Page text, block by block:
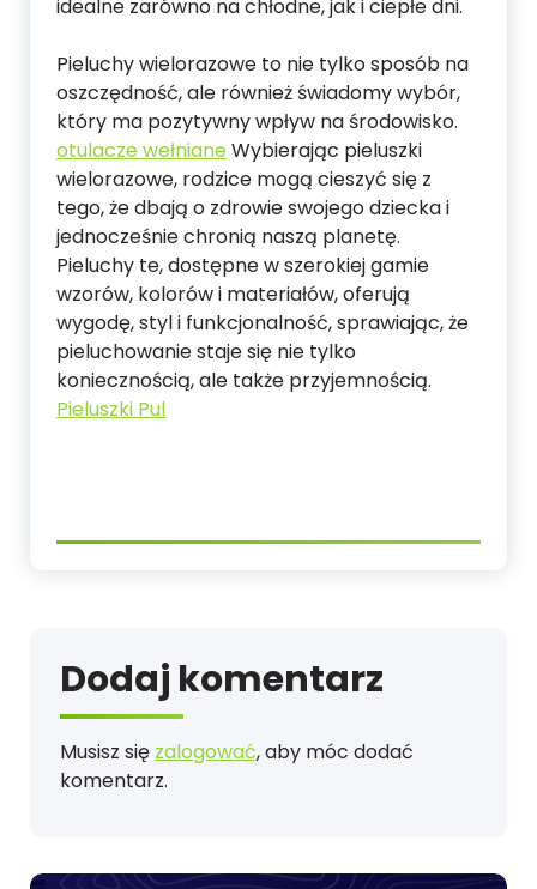
idealne zarówno na chłodne, jak i ciepłe dni.
Pieluchy wielorazowe to nie tylko sposób na
oszczędność, ale również świadomy wybór,
który ma pozytywny wpływ na środowisko.
otulacze wełnianeWybierając pieluszki
wielorazowe, rodzice mogą cieszyć się z
tego, że dbają o zdrowie swojego dziecka i
jednocześnie chronią naszą planetę.
Pieluchy te, dostępne w szerokiej gamie
wzorów, kolorów i materiałów, oferują
wygodę, styl i funkcjonalność, sprawiając, że
pieluchowanie staje się nie tylko
koniecznością, ale także przyjemnością.
Pieluszki Pul
Dodaj komentarz
Musisz się zalogować, aby móc dodać
komentarz.